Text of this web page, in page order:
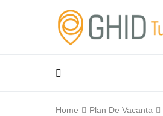
Home Plan De Vacanta